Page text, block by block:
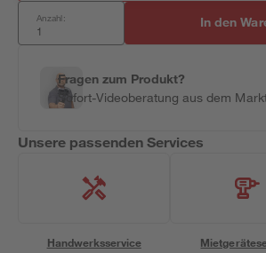
Anzahl: In den
Fragen zum Produkt?
Sofort-Videoberatung aus dem
Unsere passenden Services
Handwerksservice